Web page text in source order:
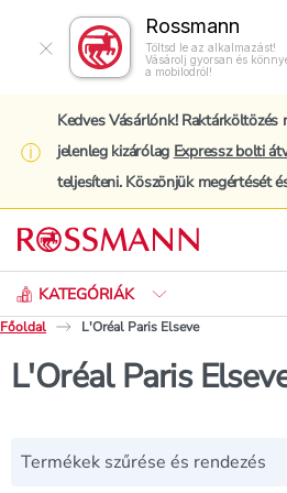
Rossmann
Töltsd le az alkalmazást!
Vásárolj gyorsan és
a mobilodról!
Kedves Vásárlónk! Raktárköltözés
jelenleg kizárólag Expressz bolti
teljesíteni. Köszönjük megértését
KATEGÓRIÁK
Keresés
Főoldal
L'Oréal Paris Elseve
L'Oréal Paris
Termékek szűrése és rendezés